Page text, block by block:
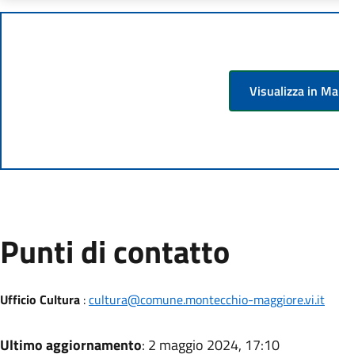
Visualizza in
Punti di contatto
Ufficio Cultura:cultura@comune.montecchio-maggiore.vi.it
Ultimo aggiornamento: 2 maggio 2024, 17:10